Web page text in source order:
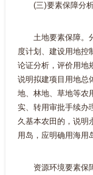
(三)要素保障分
土地要素保障。
度计划、建设用地控
论证分析，评价用地
说明拟建项目用地总
地、林地、草地等农
实、转用审批手续办
久基本农田的，说明
用岛，应明确用海用
资源环境要素保